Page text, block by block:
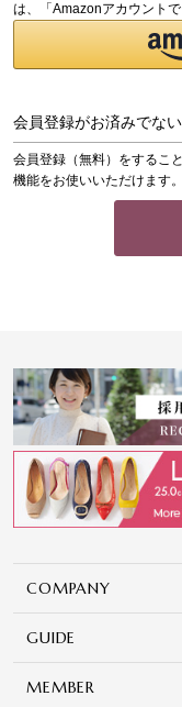
は、「Amazonアカウント
会員登録がお済みでな
会員登録（無料）をするこ
機能をお使いいただけます。
COMPANY
GUIDE
MEMBER